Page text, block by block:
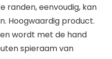
randen, eenvoudig, kan
Hoogwaardig product.
wordt met de hand
spieraam van